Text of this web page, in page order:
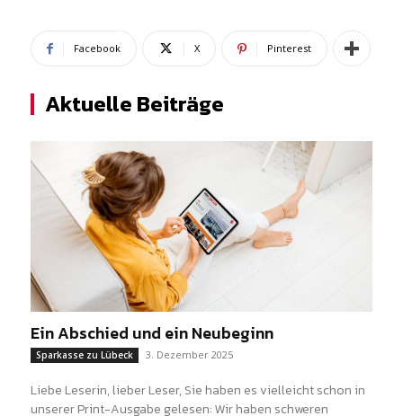
Facebook X Pinterest
Aktuelle Beiträge
Ein Abschied und ein Neubeginn
Sparkasse zu Lübeck 3. Dezember 2025
Liebe Leserin, lieber Leser, Sie haben es vielleicht schon in
unserer Print-Ausgabe gelesen: Wir haben schweren